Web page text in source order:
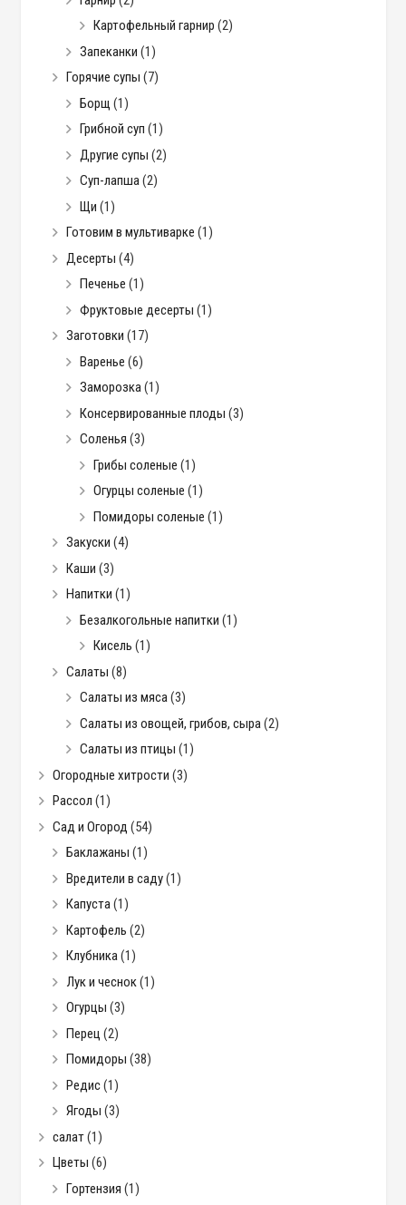
Картофельный гарнир (2)
Запеканки (1)
Горячие супы (7)
Борщ (1)
Грибной суп (1)
Другие супы (2)
Суп-лапша(2)
Щи (1)
Готовим в мультиварке (1)
Десерты (4)
Печенье (1)
Фруктовые десерты (1)
Заготовки (17)
Варенье (6)
Заморозка(1)
Консервированные плоды (3)
Соленья (3)
Грибы соленые (1)
Огурцы соленые (1)
Помидоры соленые (1)
Закуски (4)
Каши (3)
Напитки (1)
Безалкогольные напитки (1)
Кисель (1)
Салаты (8)
Салаты из мяса(3)
Салаты из овощей, грибов, сыра(2)
Салаты из птицы (1)
Огородные хитрости (3)
Рассол (1)
Сад и Огород (54)
Баклажаны (1)
Вредители в саду(1)
Капуста(1)
Картофель (2)
Клубника(1)
Лук и чеснок(1)
Огурцы (3)
Перец (2)
Помидоры (38)
Редис(1)
Ягоды (3)
салат(1)
Цветы (6)
Гортензия (1)